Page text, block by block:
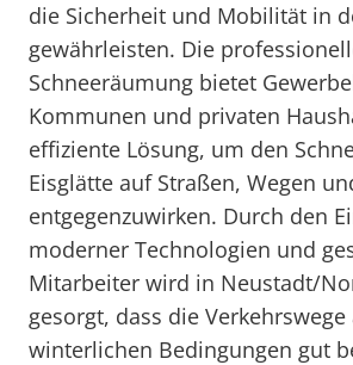
die Sicherheit und Mobilität in
gewährleisten. Die
Schneeräumung bietet
Kommunen und privaten
effiziente Lösung, um den
Eisglätte auf Straßen, Wegen
entgegenzuwirken. Durch den
moderner Technologien und
Mitarbeiter wird in Neustadt/
gesorgt, dass die Verkehrswege
winterlichen Bedingungen gut